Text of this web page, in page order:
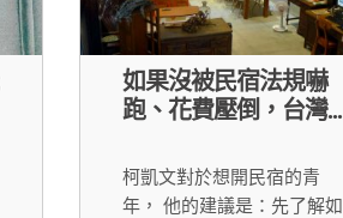
如果沒被民宿法規嚇
跑、花費壓倒，台灣...
柯凱文對於想開民宿的青
年， 他的建議是：先了解如